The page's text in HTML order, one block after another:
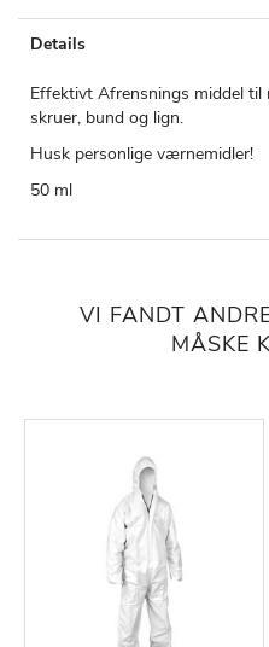
Details
Effektivt Afrensnings middel
skruer, bund og lign.
Husk personlige værnemidler!
50 ml
VI FANDT
MÅSKE